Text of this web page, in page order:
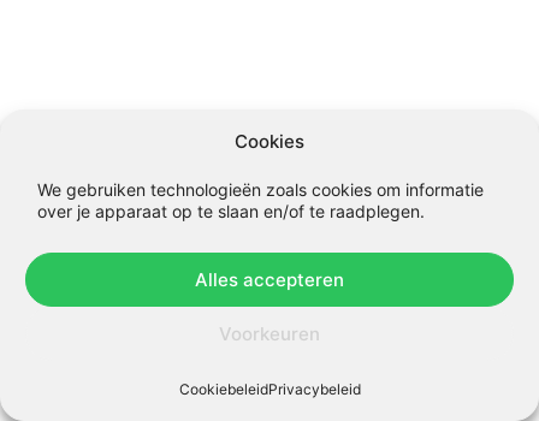
Cookies
We gebruiken technologieën zoals cookies om informatie
over je apparaat op te slaan en/of te raadplegen.
Alles accepteren
Voorkeuren
CookiebeleidPrivacybeleid